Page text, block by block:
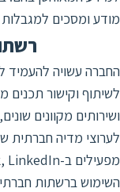
מודע ומסכים למגבלות
החברה עשויה
לשיתוף וקישור
ושירותים מקוונים
לערוצי מדיה חברתית
השימוש ברשתות